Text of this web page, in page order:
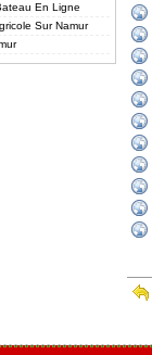
En Ligne
Sur Namur